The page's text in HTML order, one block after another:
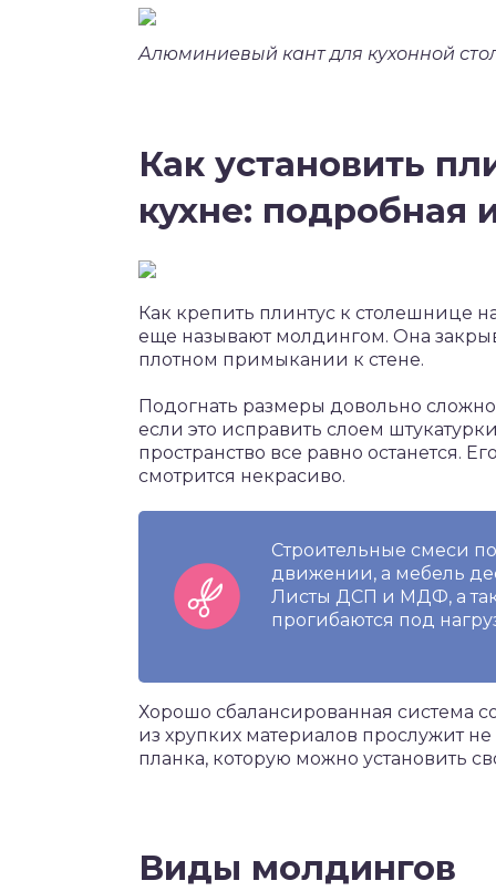
Алюминиевый кант для кухонной
Как установить
кухне: подробная
Как крепить плинтус к столешнице
еще называют молдингом. Она
плотном примыкании к стене.
Подогнать размеры довольно
если это исправить слоем
пространство все равно останется.
смотрится некрасиво.
Строительные смеси
движении, а мебель
Листы ДСП и МДФ, а
прогибаются под
Хорошо сбалансированная система
из хрупких материалов прослужит
планка, которую можно установить
Виды молдингов